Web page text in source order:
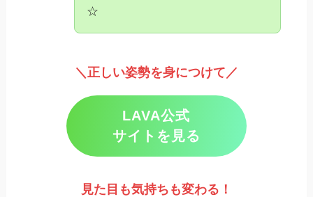
☆
＼正しい姿勢を身につけて／
LAVA公式
サイトを見る
見た目も気持ちも変わる！